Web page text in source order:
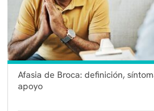
Afasia de Broca: definición,
apoyo